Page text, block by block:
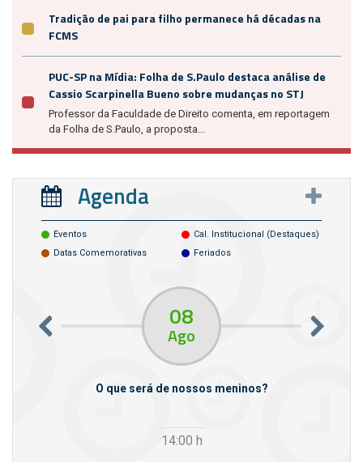
Tradição de pai para filho permanece há décadas na
FCMS
PUC-SP na Mídia: Folha de S.Paulo destaca análise de
Cassio Scarpinella Bueno sobre mudanças no STJ
Professor da Faculdade de Direito comenta, em reportagem
da Folha de S.Paulo, a proposta...
Agenda
Eventos
Cal. Institucional (destaques)
Datas Comemorativas
Feriados
08
Ago
O que será de nossos meninos?
14:00 h